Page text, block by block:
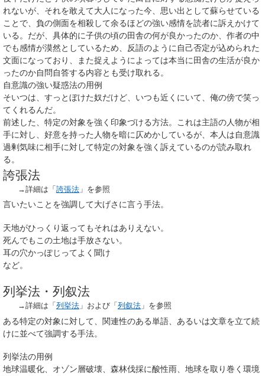
れないが、それを敢えて大人になった今、思い出として蘇らせている
ことで、負の側面を相殺して余るほどの強い感情を読者に訴えかけて
いる。だが、具体的に子供の頃の田舎の何が良かったのか、作者の中
でも感情が漠然としているため、反語のように自己否定が込められた
文面になっており、また捉えようによっては本当に田舎の生活が良か
ったのか自問自答する内容とも受け取れる。
自意識の強い疑惑法の用例
そいつは、すっとぼけた奴だけど、いつも近くにいて、俺の傍で笑っ
てくれるんだ。
前述した、特定の対象を強く印象づける方法。これは主語の人物が相
手に対し、好意を持った人物を暗に仄めかしているが、本人は自意識
過剰気味に相手に対して特定の対象を強く訴えているのが読み取れ
る。
誇張法
→詳細は「誇張法 」を参照
言いたいことを強調して大げさに言う手法。
天地がひっくり返ってもそれはありえない。
死んでもこの土地は手放さない。
耳の穴かっぽじってよく聞け
など。
列挙法・列叙法
→詳細は「列挙法 」および「列叙法 」を参照
ある特定の対象に対して、関連性のある単語、あるいは文章を立て続
けに並べて強調する手法。
列挙法の用例
地球温暖化、オゾン層破壊、森林伐採に酸性雨、地球を取り巻く環境